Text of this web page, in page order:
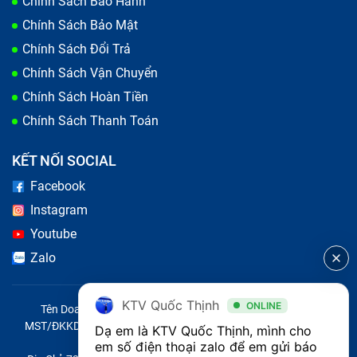
giúp của kỹ thuận viên sửa chữa, lựa chọn những kĩ thuật
có thay nghề cao để xử lí vấn đề gặp phải của ổ đĩa DVD
Chính Sách Bảo Mật
Chính Sách Đổi Trả
Chính Sách Vận Chuyển
Chính Sách Hoàn Tiền
Chính Sách Thanh Toán
KẾT NỐI SOCIAL
Facebook
Instagram
Youtube
Zalo
Tên Doanh Nghiệp: CÔNG TY TNHH CITY ONE VIỆT NAM
MST/ĐKKD/QĐTL: 0316569346 do sở KHĐT TP.HCM cấp ngày
14/04/2023
KTV Quốc Thịnh ONLINE
Dạ em là KTV Quốc Thịnh, mình cho
em số điện thoại zalo để em gửi báo